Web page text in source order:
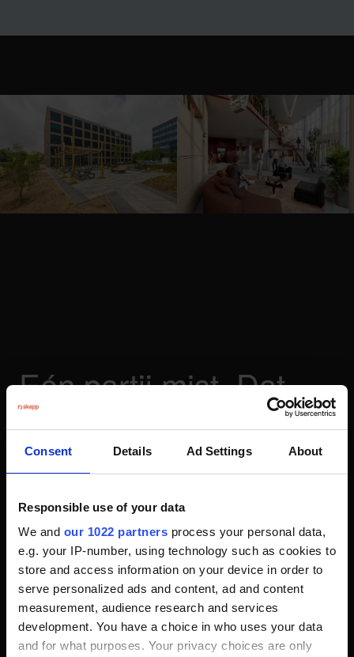
Consent Details Ad Settings About
Responsible use of your data
We and our 1022 partners process your personal data,
e.g. your IP-number, using technology such as cookies to
store and access information on your device in order to
serve personalized ads and content, ad and content
measurement, audience research and services
development. You have a choice in who uses your data
and for what purposes. Your privacy choices are only
Eén partij mist. Dat
zijn wij.
Elk traject begint met een gesprek. We brengen in kaart
het complete traject in handen, soms een paar
onderdelen; wat jij nodig hebt, bepaalt wat wij doen.
Vanaf dat moment zijn wij de schakel die jouw verhaal
compleet maakt.